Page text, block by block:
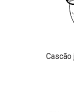
Cascão